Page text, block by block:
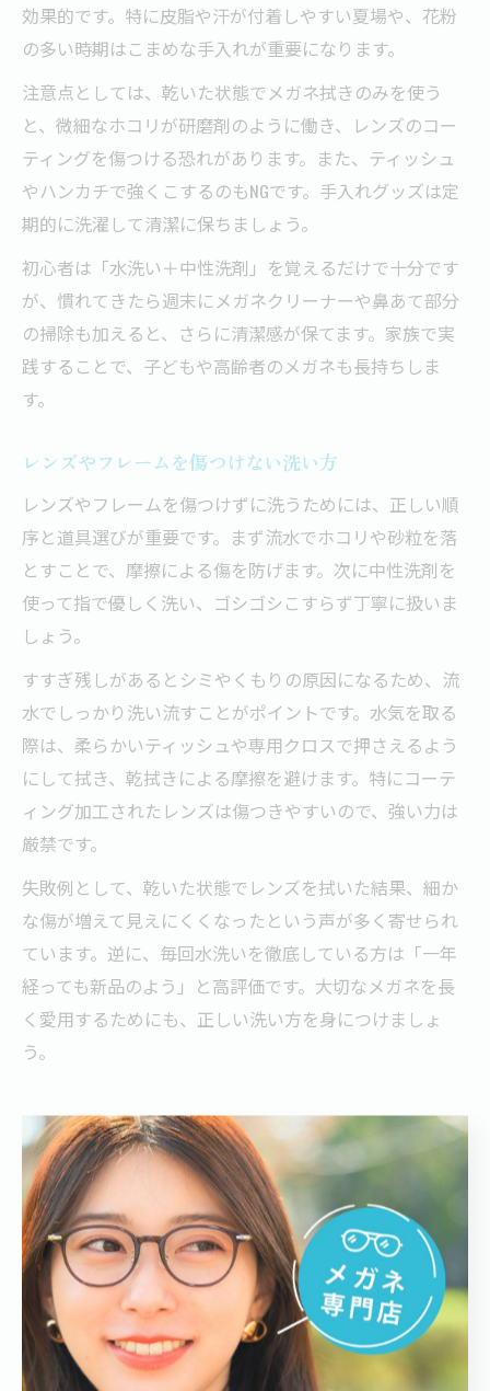
効果的です。特に皮脂や汗が付着しやすい夏場や、花粉
の多い時期はこまめな手入れが重要になります。
注意点としては、乾いた状態でメガネ拭きのみを使う
と、微細なホコリが研磨剤のように働き、レンズのコー
ティングを傷つける恐れがあります。また、ティッシュ
やハンカチで強くこするのもNGです。手入れグッズは定
期的に洗濯して清潔に保ちましょう。
初心者は「水洗い＋中性洗剤」を覚えるだけで十分です
が、慣れてきたら週末にメガネクリーナーや鼻あて部分
の掃除も加えると、さらに清潔感が保てます。家族で実
践することで、子どもや高齢者のメガネも長持ちしま
す。
レンズやフレームを傷つけない洗い方
レンズやフレームを傷つけずに洗うためには、正しい順
序と道具選びが重要です。まず流水でホコリや砂粒を落
とすことで、摩擦による傷を防げます。次に中性洗剤を
使って指で優しく洗い、ゴシゴシこすらず丁寧に扱いま
しょう。
すすぎ残しがあるとシミやくもりの原因になるため、流
水でしっかり洗い流すことがポイントです。水気を取る
際は、柔らかいティッシュや専用クロスで押さえるよう
にして拭き、乾拭きによる摩擦を避けます。特にコーテ
ィング加工されたレンズは傷つきやすいので、強い力は
厳禁です。
失敗例として、乾いた状態でレンズを拭いた結果、細か
な傷が増えて見えにくくなったという声が多く寄せられ
ています。逆に、毎回水洗いを徹底している方は「一年
経っても新品のよう」と高評価です。大切なメガネを長
く愛用するためにも、正しい洗い方を身につけましょ
う。
フレーム劣化を防ぐメガネのケア方法
汗と皮脂から守るメガネフレームの手入れ
メガネフレームは毎日肌に直接触れるため、汗や皮脂が
付着しやすく、これを放置するとフレームの劣化や変色
の原因となります。特に夏場や運動時は皮脂や汗の分泌
が増えるため、より注意が必要です。実際に、フレーム